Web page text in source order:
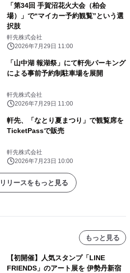
「第34回 手賀沼花火大会（柏会
場）」で“マイカー予約観覧”という選
択肢
軒先株式会社
2026年7月29日 11:00
「山中湖 報湖祭」にて軒先パーキング
による事前予約制駐車場を展開
軒先株式会社
2026年7月29日 11:00
軒先、「なとり夏まつり」で観覧席を
TicketPassで販売
軒先株式会社
2026年7月23日 10:00
リースをもっと見る
もっと見る
【初開催】人気スタンプ「LINE
FRIENDS」のアート展を 伊勢丹新宿